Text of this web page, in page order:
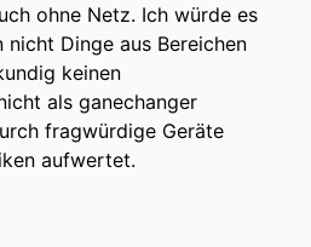
ohne Netz. Ich würde es
nicht Dinge aus Bereichen
keinen
als ganechanger
fragwürdige Geräte
aufwertet.